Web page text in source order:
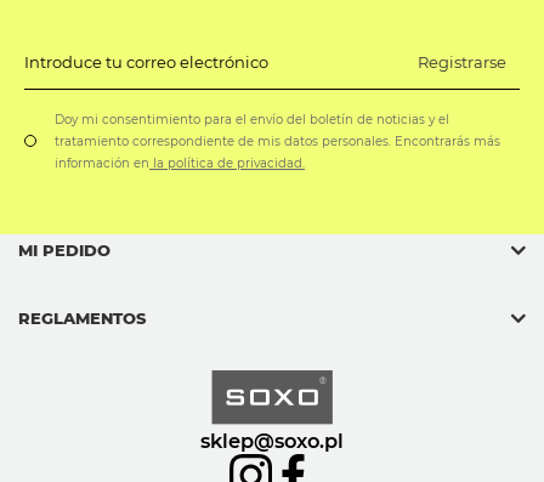
Introduce tu correo electrónico Registrarse
Doy mi consentimiento para el envío del boletín de noticias y el
tratamiento correspondiente de mis datos personales. Encontrarás más
información en la política de privacidad.
sklep@soxo.pl
MI PEDIDO
REGLAMENTOS